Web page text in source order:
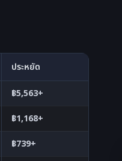
ประหยัด
฿5,563+
฿1,168+
฿739+